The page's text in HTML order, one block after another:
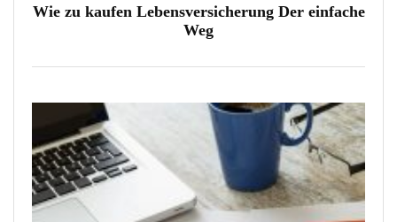
Wie zu kaufen Lebensversicherung Der einfache
Weg